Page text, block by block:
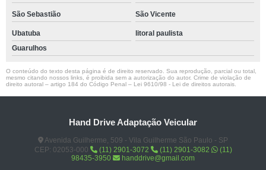
São Sebastião São Vicente
Ubatuba
litoral paulista
Guarulhos
O conteúdo do texto desta página é de direito reservado. Sua reprodução, parcial ou total,
mesmo citando nossos links, é proibida sem a autorização do autor. Crime de violação de
direito autoral – artigo 184 do Código Penal – Lei 9610/98 - Lei de direitos autorais
Hand Drive Adaptação Veicular
Avenida Guilherme, 509 - Vila Guilherme São Paulo - SP
CEP: 02053-000
(11) 2901-3072 (11) 2901-3082
(11)
98435-3950
handdrive@gmail.com